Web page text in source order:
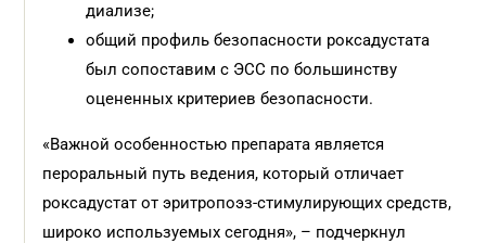
диализе;
общий профиль безопасности роксадустата
был сопоставим с ЭСС по большинству
оцененных критериев безопасности.
«Важной особенностью препарата является
пероральный путь ведения, который отличает
роксадустат от эритропоэз-стимулирующих средств,
широко используемых сегодня», – подчеркнул